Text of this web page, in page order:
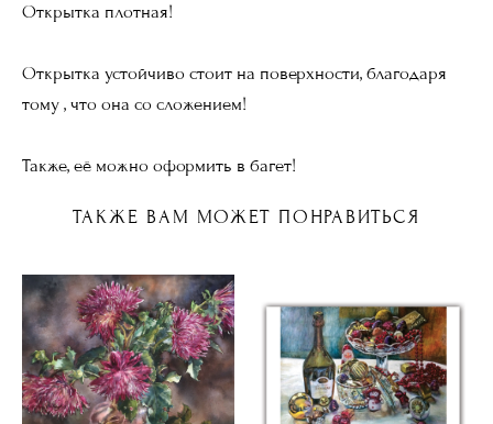
Открытка плотная!
Открытка устойчиво стоит на поверхности, благодаря
тому , что она со сложением!
Также, её можно оформить в багет!
ТАКЖЕ ВАМ МОЖЕТ ПОНРАВИТЬСЯ